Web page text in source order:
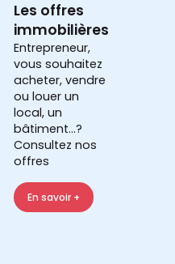
Les offres
immobilières
Entrepreneur,
vous souhaitez
acheter, vendre
ou louer un
local, un
bâtiment...?
Consultez nos
offres
En savoir +